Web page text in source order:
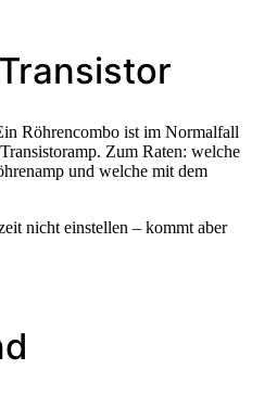
Röhrencombo ist im Normalfall
Zum Raten: welche
und welche mit dem
nicht einstellen – kommt aber